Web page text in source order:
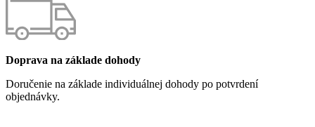
na
Doprava na základe dohody
Doručenie na základe individuálnej dohody po potvrdení
objednávky.